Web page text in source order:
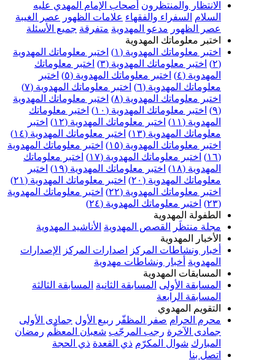
والمنتظرون أصحاب الإمام المهدي عليه
السفراء والفقهاء علامات الظهور عصر الغيبة
مدعو المهدوية متفرقة جميع الأسئلة
معلوماتك المهدوية
معلوماتك المهدوية (١)
اختبر معلوماتك المهدوية
اختبر معلوماتك المهدوية (٣)
اختبر معلوماتك
اختبر معلوماتك المهدوية (٥)
اختبر
المهدوية (٦)
اختبر معلوماتك المهدوية (٧)
معلوماتك المهدوية (٨)
اختبر معلوماتك المهدوية
اختبر معلوماتك المهدوية (١٠)
اختبر معلوماتك
اختبر معلوماتك المهدوية (١٢)
اختبر
المهدوية (١٣)
اختبر معلوماتك المهدوية (١٤)
معلوماتك المهدوية (١٥)
اختبر معلوماتك المهدوية
اختبر معلوماتك المهدوية (١٧)
اختبر معلوماتك
اختبر معلوماتك المهدوية (١٩)
اختبر
المهدوية (٢٠)
اختبر معلوماتك المهدوية (٢١)
معلوماتك المهدوية (٢٢)
اختبر معلوماتك المهدوية
اختبر معلوماتك المهدوية (٢٤)
المهدوية
منتظَر
القصص المهدوية الأناشيد المهدوية
المهدوية
ونشاطات المركز اصدارات المركز الإصدارات
أخبار ونشاطات مهدوية
المهدوية
الأولى المسابقة الثانية المسابقة الثالثة
الرابعة
المهدوي
الحرام
صفر المظفّر ربيع الأول جمادى الأولى
رجب المرجّب شعبان المعظّم رمضان
شوال المكرّم ذي القعدة ذي الحجة